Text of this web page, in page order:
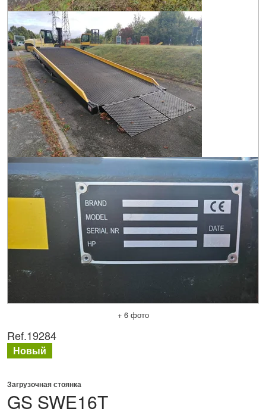
+ 6 фото
GS SWE16T
Загрузочная стоянка
Ref.19284
Новый